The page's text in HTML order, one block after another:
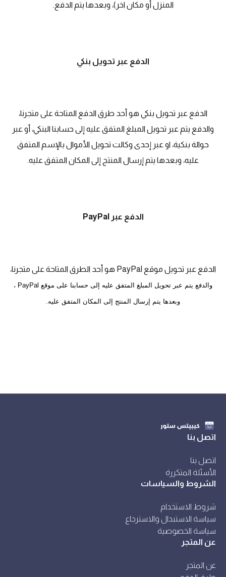
المنزل أو مكان اخر)، وبعدها يتم الدفع.
الدفع عبر تحويل بنكي
الدفع عبر تحويل بنكي هو أحد طرق الدفع المتاحة على متجرنا،
والدفع يتم عبر تحويل المبلغ المتفق عليه إلى حسابنا البنكي، أو عبر
حوالة بنكية، او عبر إحدى وكالت تحويل الأموال بالإسم المتفق
عليه، وبعدها يتم إرسال المنتج إلى المكان المتفق عليه.
الدفع عبر PayPal
الدفع عبر تحويل موقع PayPal هو أحد الطرق المتاحة على متجرنا،
والدفع يتم عبر تحويل المبلغ المتفق عليه إلى حسابنا على موقع PayPal ،
وبعدها يتم إرسال المنتج إلى المكان المتفق عليه.
اتصل بنا
اتصل بنا
الأسئلة المتكررة
الشروط والسياسات
شروط الاستخدام
سياسة الاستبدال والاسترجاع
سياسة الخصوصية
عن المتجر
عن المتجر